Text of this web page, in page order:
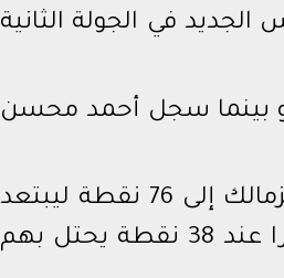
في الجولة الثانية
بينما سجل أحمد محسن
وبهذا الفوز، ارتفع رصيد الفريق الأول لكرة القدم بنادي الزمالك إلى 76 نقطة ليبتعد
بصدارة المسابقة، في حين يتوقف رصيد سيراميكا كليوباترا عند 38 نقطة يحتل بهم